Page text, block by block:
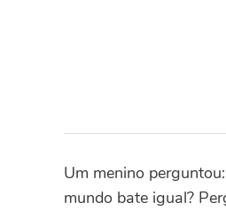
Um menino
mundo bate igual?